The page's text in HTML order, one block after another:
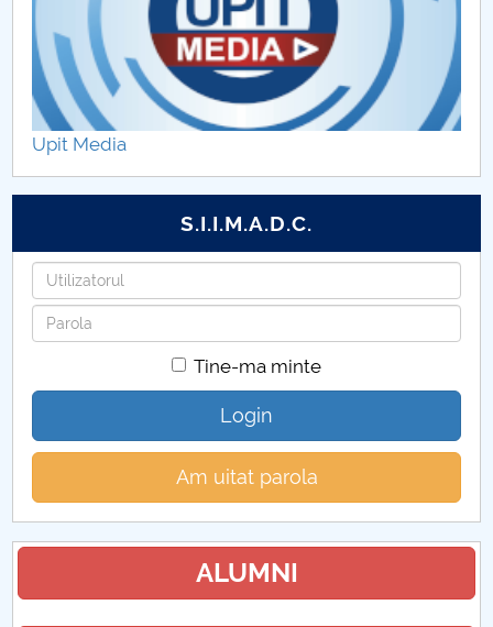
Upit Media
S.I.I.M.A.D.C.
Utilizatorul
Parola
Tine-ma minte
Login
Am uitat parola
ALUMNI